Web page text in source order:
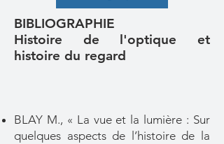
BIBLIOGRAPHIE
Histoire de l'optique et
histoire du regard
BLAY M., « La vue et la lumière : Sur
quelques aspects de l’histoire de la